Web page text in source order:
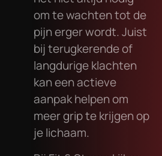
om te wachten tot de
pijn erger wordt. Juist
bij terugkerende of
langdurige klachten
kan een actieve
aanpak helpen om
meer grip te krijgen op
je lichaam.